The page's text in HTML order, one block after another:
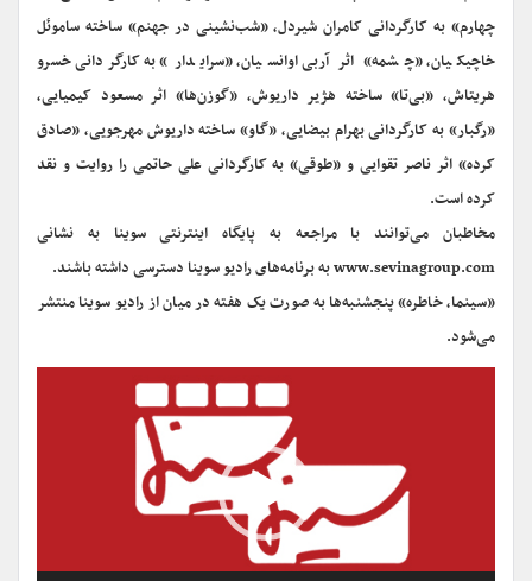
چهارم» به کارگردانی کامران شیردل، «شب‌نشینی در جهنم» ساخته ساموئل
خاچیکیان، «چشمه» اثر آربی اوانسیان، «سرایدار» به کارگردانی خسرو
هریتاش، «بی‌تا» ساخته هژیر داریوش، «گوزن‌ها» اثر مسعود کیمیایی،
«رگبار» به کارگردانی بهرام بیضایی، «گاو» ساخته داریوش مهرجویی، «صادق
کرده» اثر ناصر تقوایی و «طوقی» به کارگردانی علی حاتمی را روایت و نقد
کرده است.
مخاطبان می‌توانند با مراجعه به پایگاه اینترنتی سوینا به نشانی
www.sevinagroup.com به برنامه‌های رادیو سوینا دسترسی داشته باشند.
«سینما، خاطره» پنجشنبه‌ها به صورت یک هفته در میان از رادیو سوینا منتشر
می‌شود.